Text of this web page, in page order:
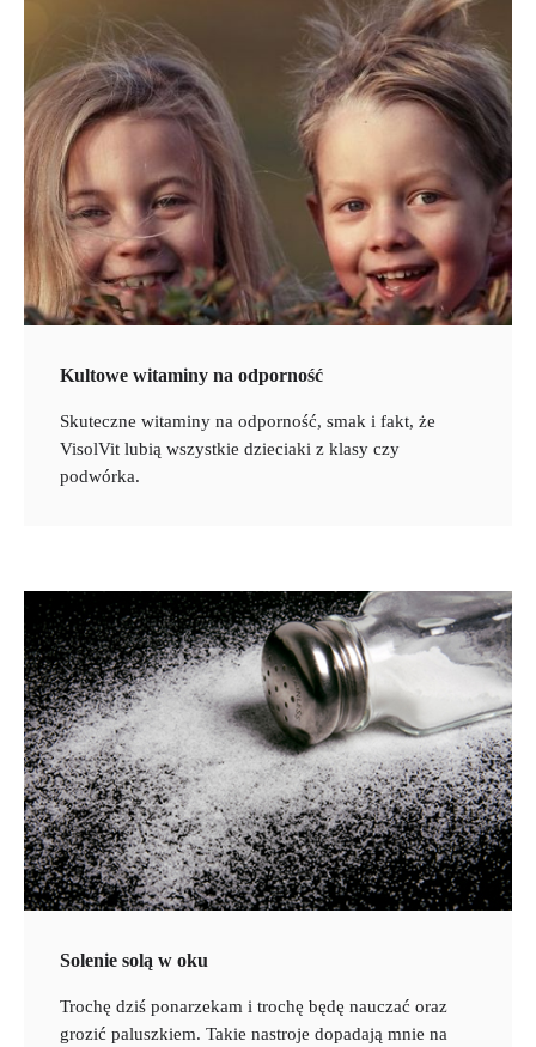
Kultowe witaminy na odporność
Skuteczne witaminy na odporność, smak i fakt, że
VisolVit lubią wszystkie dzieciaki z klasy czy
podwórka.
Solenie solą w oku
Trochę dziś ponarzekam i trochę będę nauczać oraz
grozić paluszkiem. Takie nastroje dopadają mnie na